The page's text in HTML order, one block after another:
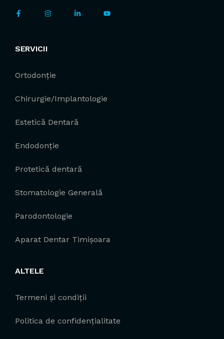
SERVICII
Ortodonție
Chirurgie/Implantologie
Estetică Dentară
Endodonție
Protetică dentară
Stomatologie Generală
Parodontologie
Aparat Dentar Timișoara
ALTELE
Termeni și condiții
Politica de confidențialitate